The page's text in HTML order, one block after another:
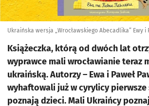
Ukraińska wersja „Wrocławskiego Abecadlika” Ewy i
Książeczka, którą od dwóch lat
wyprawce mali wrocławianie teraz
ukraińską. Autorzy – Ewa i Paweł
wyhaftowali już w cyrylicy pierwsze
poznają dzieci. Mali Ukraińcy